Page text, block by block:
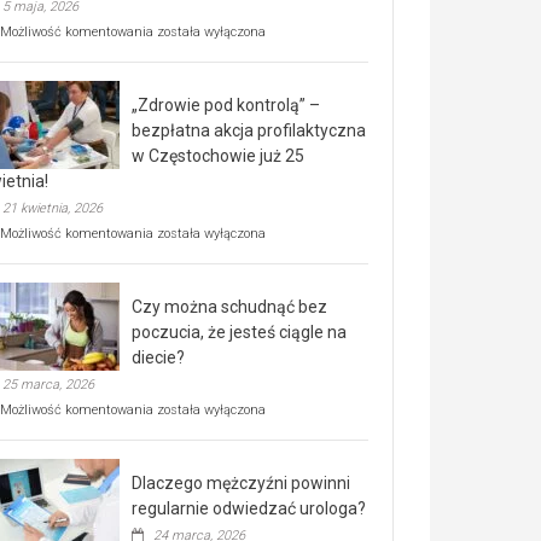
5 maja, 2026
Możliwość komentowania Rusza
rehabilitacji
dla
seniorów!
została wyłączona
„Zdrowie pod kontrolą” –
bezpłatna akcja profilaktyczna
w Częstochowie już 25
21 kwietnia, 2026
Możliwość komentowania „Zdrowie
bezpłatna
akcja
profilaktyczna
w
już
kwietnia!
została wyłączona
Czy można schudnąć bez
poczucia, że jesteś ciągle na
diecie?
25 marca, 2026
Możliwość komentowania Czy
poczucia,
że
została wyłączona
Dlaczego mężczyźni powinni
regularnie odwiedzać urologa?
24 marca, 2026